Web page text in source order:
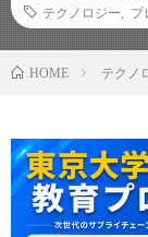
テクノロジー
プ
HOME テクノ